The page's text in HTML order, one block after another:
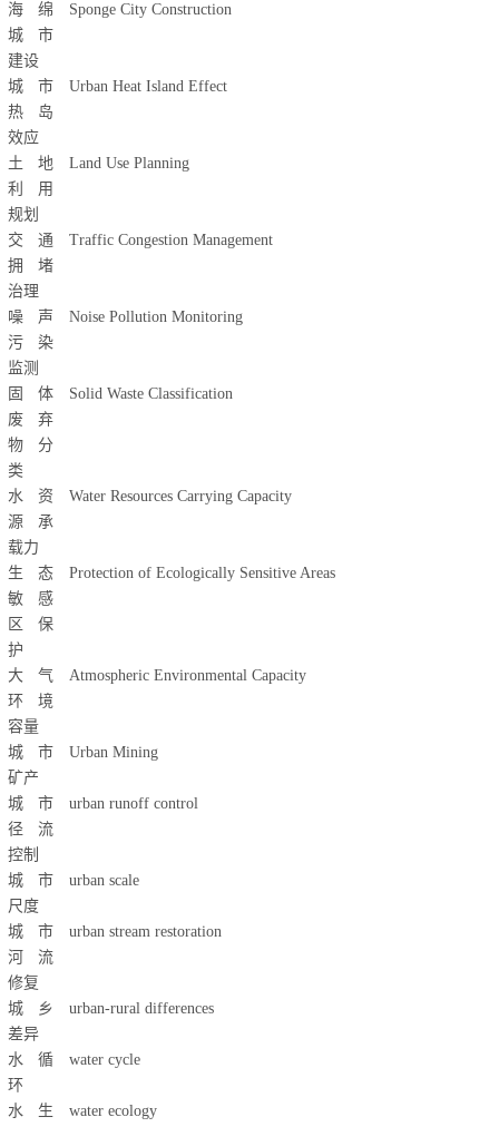
海绵
城市
建设
Sponge City Construction
城市
热岛
效应
Urban Heat Island Effect
土地
利用
规划
Land Use Planning
交通
拥堵
治理
Traffic Congestion Management
噪声
污染
监测
Noise Pollution Monitoring
固体
废弃
物分
类
Solid Waste Classification
水资
源承
载力
Water Resources Carrying Capacity
生态
敏感
区保
护
Protection of Ecologically Sensitive Areas
大气
环境
容量
Atmospheric Environmental Capacity
城市
矿产
Urban Mining
城市
径流
控制
urban runoff control
城市
尺度
urban scale
城市
河流
修复
urban stream restoration
城乡
差异
urban-rural differences
水循
环
water cycle
水生
water ecology